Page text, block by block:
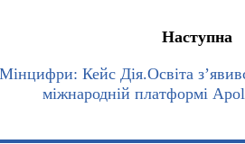
Наступна
Мінцифри: Кейс Дія.Освіта
міжнародній платформі